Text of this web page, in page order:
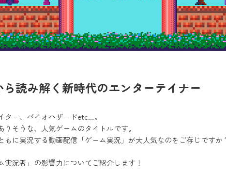
読み解く新時代のエンターテイナー
ター、バイオハザードetc…。
そうな、人気ゲームのタイトルです。
に実況する動画配信「ゲーム実況」が大人気なのをご存じですか
況者」の影響力についてご紹介します！